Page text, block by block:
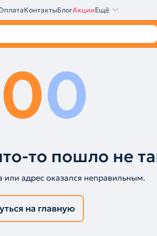
КонтактыБлогАкцииЕщё
00
то пошло не
адрес оказался неправильным.
на главную